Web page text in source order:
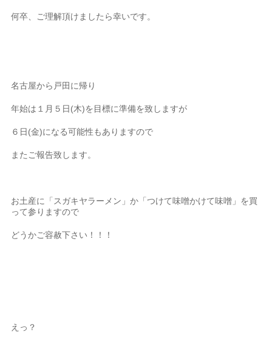
何卒、ご理解頂けましたら幸いです。
名古屋から戸田に帰り
年始は１月５日(木)を目標に準備を致しますが
６日(金)になる可能性もありますので
またご報告致します。
お土産に「スガキヤラーメン」か「つけて味噌かけて味噌」を買
って参りますので
どうかご容赦下さい！！！
えっ？